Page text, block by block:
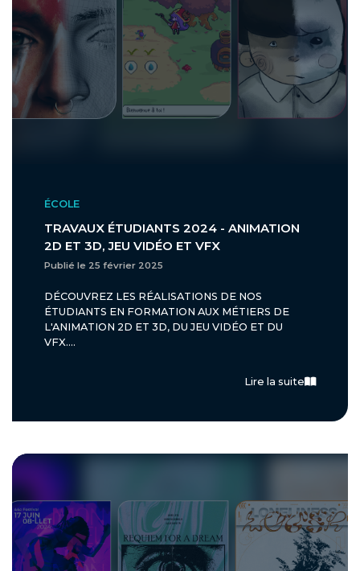
ÉCOLE
TRAVAUX ÉTUDIANTS 2024 - ANIMATION
2D ET 3D, JEU VIDÉO ET VFX
Publié le 25 février 2025
DÉCOUVREZ LES RÉALISATIONS DE NOS
ÉTUDIANTS EN FORMATION AUX MÉTIERS DE
L'ANIMATION 2D ET 3D, DU JEU VIDÉO ET DU
VFX....
Lire la suite